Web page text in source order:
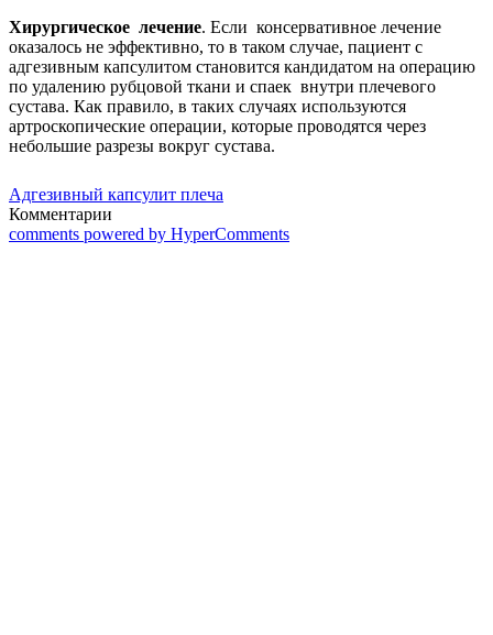
Хирургическое лечение. Если консервативное лечение
оказалось не эффективно, то в таком случае, пациент с
адгезивным капсулитом становится кандидатом на операцию
по удалению рубцовой ткани и спаек внутри плечевого
сустава. Как правило, в таких случаях используются
артроскопические операции, которые проводятся через
небольшие разрезы вокруг сустава.
Адгезивный капсулит плеча
Комментарии
comments powered by HyperComments